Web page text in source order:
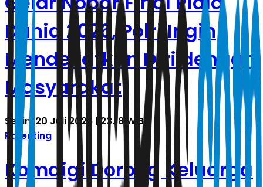
Dunia 2026, Polri Ingin
Mendekatkan Diri dengan
Masyarakat
Senin, 20 Juli 2026 | 23.18 WIB
Parenting
Komdigi Dorong Keluarga